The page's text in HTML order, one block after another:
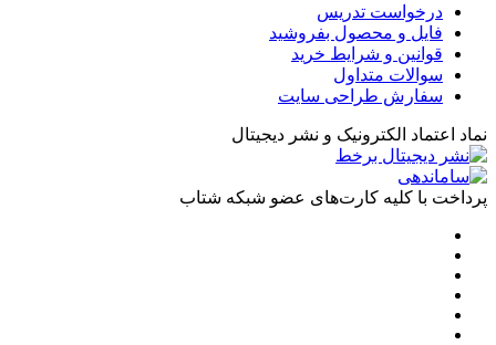
درخواست تدریس
فایل و محصول بفروشید
قوانین و شرایط خرید
سوالات متداول
سفارش طراحی سایت
نماد اعتماد الکترونیک و نشر دیجیتال
پرداخت با کلیه کارت‌های عضو شبکه شتاب